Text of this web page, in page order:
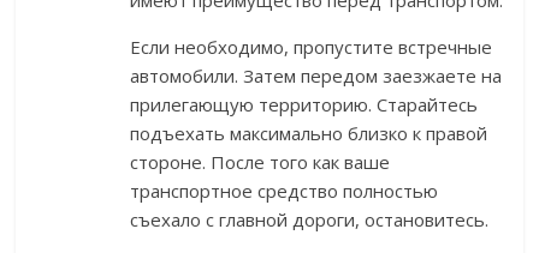
Если необходимо, пропустите встречные
автомобили. Затем передом заезжаете на
прилегающую территорию. Старайтесь
подъехать максимально близко к правой
стороне. После того как ваше
транспортное средство полностью
съехало с главной дороги, остановитесь.